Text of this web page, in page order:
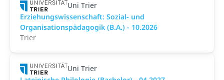
Uni Trier
Erziehungswissenschaft: Sozial- und
Organisationspädagogik (B.A.) - 10.2026
Trier
Uni Trier